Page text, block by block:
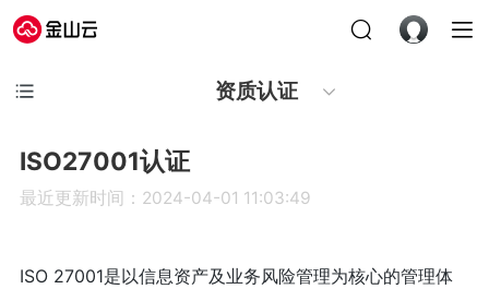
资质认证
ISO27001认证
最近更新时间：2024-04-01 11:03:49
ISO 27001是以信息资产及业务风险管理为核心的管理体